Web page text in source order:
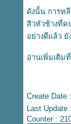
ดังนั้น การห
สิวหัวช้างที่ค
อย่างดีแล้ว
อ่านเพิ่มเติม
Create
Last
Counter :